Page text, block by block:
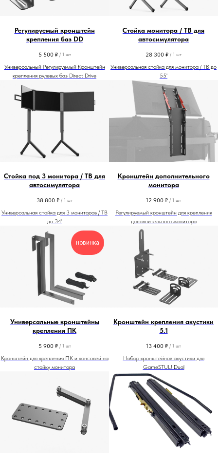
Регулируемый кронштейн
крепления баз DD
5 500 ₽ / 1 шт
Универсальный Регулируемый Кронштейн
крепления рулевых баз Direct Drive
Стойка монитора / ТВ для
автосимулятора
28 300 ₽ / 1 шт
Универсальная стойка для монитора / ТВ до
55'
Стойка под 3 монитора / ТВ для
автосимулятора
38 800 ₽ / 1 шт
Универсальная стойка для 3 мониторов / ТВ
до 34'
Кронштейн дополнительного
монитора
12 900 ₽ / 1 шт
Регулируемый кронштейн для крепления
дополнительного монитора
новинка
Универсальные кронштейны
крепления ПК
5 900 ₽ / 1 шт
Кронштейн для крепления ПК и консолей на
стойку монитора
Кронштейн крепления акустики
5.1
13 400 ₽ / 1 шт
Набор кронштейнов акустики для
GameSTUL! Dual